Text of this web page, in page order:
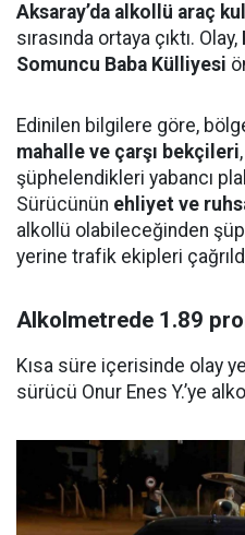
Aksaray’da alkollü araç
sırasında ortaya çıktı. Olay,
Somuncu Baba Külliyesi
Edinilen bilgilere göre,
mahalle ve çarşı bekçileri
şüphelendikleri yabancı
Sürücünün ehliyet ve
alkollü olabileceğinden
yerine trafik ekipleri
Alkolmetrede 1.89
Kısa süre içerisinde olay
sürücü Onur Enes Y.’ye